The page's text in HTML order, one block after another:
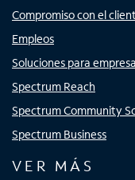
Compromiso con el
Empleos
Soluciones para
Spectrum Reach
Spectrum Community
Spectrum Business
VER MÁS